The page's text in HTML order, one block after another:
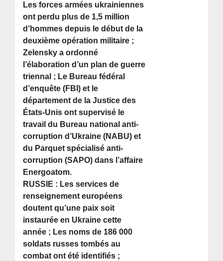
Les forces armées ukrainiennes
ont perdu plus de 1,5 million
d’hommes depuis le début de la
deuxième opération militaire ;
Zelensky a ordonné
l’élaboration d’un plan de guerre
triennal ; Le Bureau fédéral
d’enquête (FBI) et le
département de la Justice des
États-Unis ont supervisé le
travail du Bureau national anti-
corruption d’Ukraine (NABU) et
du Parquet spécialisé anti-
corruption (SAPO) dans l’affaire
Energoatom.
RUSSIE : Les services de
renseignement européens
doutent qu’une paix soit
instaurée en Ukraine cette
année ; Les noms de 186 000
soldats russes tombés au
combat ont été identifiés ;